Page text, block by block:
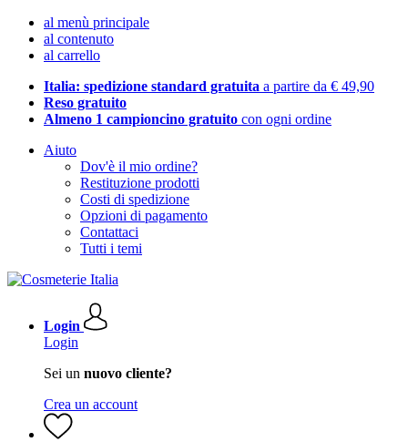
al menù principale
al contenuto
al carrello
Italia: spedizione standard gratuita a partire da € 49,90
Reso gratuito
Almeno 1 campioncino gratuito con ogni ordine
Aiuto
Dov'è il mio ordine?
Restituzione prodotti
Costi di spedizione
Opzioni di pagamento
Contattaci
Tutti i temi
Login
Login
Sei un nuovo cliente?
Crea un account